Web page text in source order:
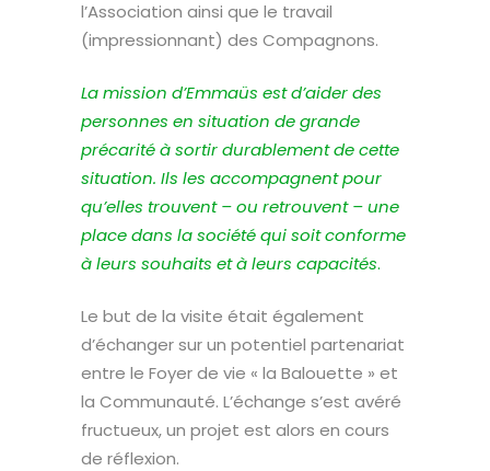
l’Association ainsi que le travail
(impressionnant) des Compagnons.
La mission d’Emmaüs est d’aider des
personnes en situation de grande
précarité à sortir durablement de cette
situation. Ils les accompagnent pour
qu’elles trouvent – ou retrouvent – une
place dans la société qui soit conforme
à leurs souhaits et à leurs capacités.
Le but de la visite était également
d’échanger sur un potentiel partenariat
entre le Foyer de vie « la Balouette » et
la Communauté. L’échange s’est avéré
fructueux, un projet est alors en cours
de réflexion.